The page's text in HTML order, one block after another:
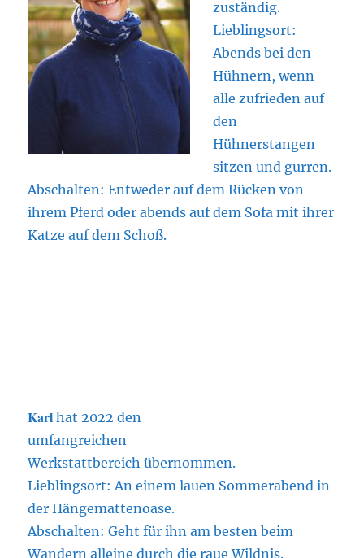
zuständig.
Lieblingsort:
Abends bei den
Hühnern, wenn
alle zufrieden auf
den
Hühnerstangen
sitzen und gurren.
Abschalten: Entweder auf dem Rücken von
ihrem Pferd oder abends auf dem Sofa mit ihrer
Katze auf dem Schoß.
Karl hat 2022 den
umfangreichen
Werkstattbereich übernommen.
Lieblingsort: An einem lauen Sommerabend in
der Hängemattenoase.
Abschalten: Geht für ihn am besten beim
Wandern alleine durch die raue Wildnis.